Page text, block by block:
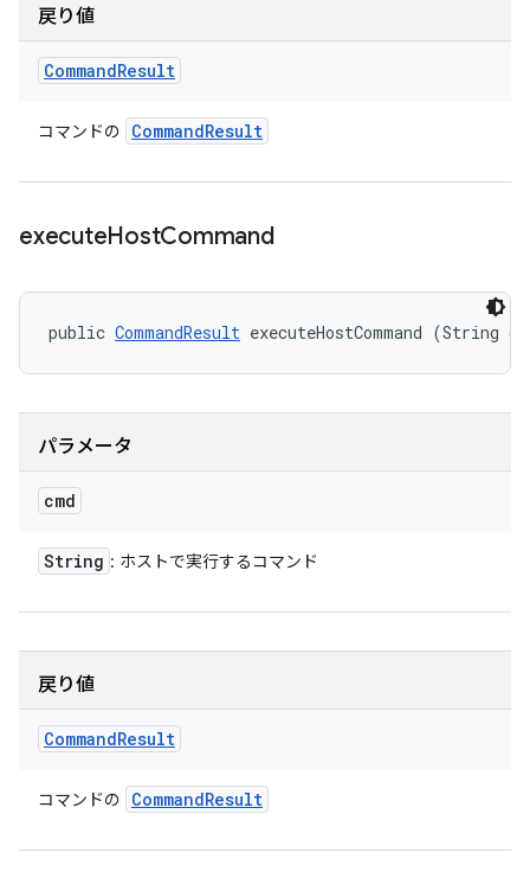
戻り値
CommandResult
コマンドの CommandResult
executeHostCommand
public CommandResult executeHostCommand (String
パラメータ
cmd
String : ホストで実行するコマンド
戻り値
CommandResult
コマンドの CommandResult